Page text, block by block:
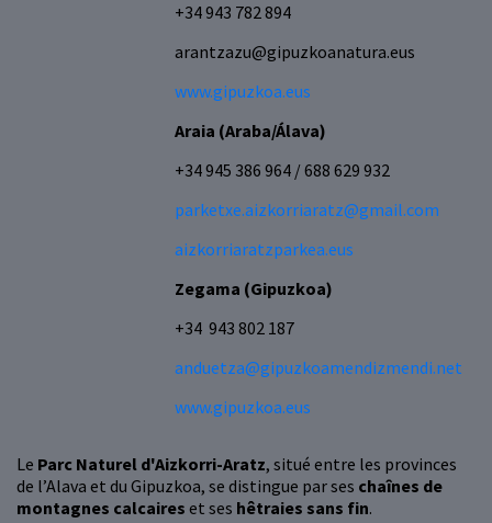
Le Parc Naturel d'Aizkorri-Aratz, situé entre les provinces
de l’Alava et du Gipuzkoa, se distingue par ses chaînes de
montagnes calcaires et ses hêtraies sans fin.
+34 943 782 894
arantzazu@gipuzkoanatura.eus
www.gipuzkoa.eus
Araia (Araba/Álava)
+34 945 386 964 / 688 629 932
parketxe.aizkorriaratz@gmail.com
aizkorriaratzparkea.eus
Zegama (Gipuzkoa)
+34 943 802 187
anduetza@gipuzkoamendizmendi.net
www.gipuzkoa.eus